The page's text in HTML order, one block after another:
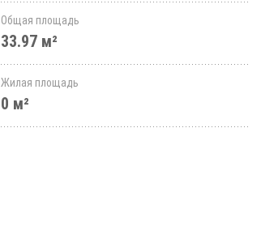
Общая площадь
33.97 м²
Жилая площадь
0 м²